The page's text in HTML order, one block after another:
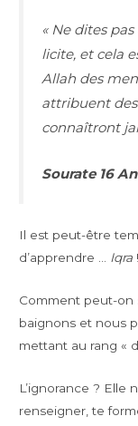
« Ne dites
licite, et cela
Allah des
attribuent
connaîtront
Sourate 16
Il est peut-être
d’apprendre …
Iqra !
Comment peut-on
baignons et nous
mettant au rang «
L’ignorance ? Elle
renseigner, te